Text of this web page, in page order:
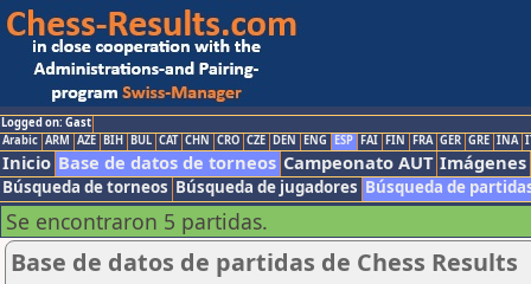
Logged on: Gast
Arabic ARM AZE BIH BUL CAT CHN CRO CZE DEN ENG ESP FAI FIN FRA GER GRE INA
Inicio Base de datos de torneos Campeonato AUT Imágenes
Búsqueda de torneos Búsqueda de jugadores Búsqueda de
Se encontraron 5 partidas.
Base de datos de partidas de Chess Results